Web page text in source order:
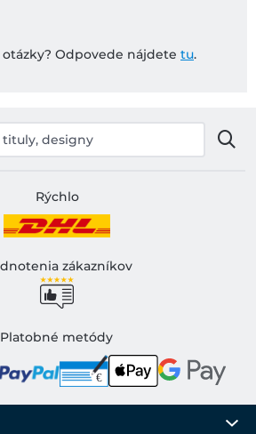
Odpovede nájdete tu.
Rýchlo
zákazníkov
Platobné metódy